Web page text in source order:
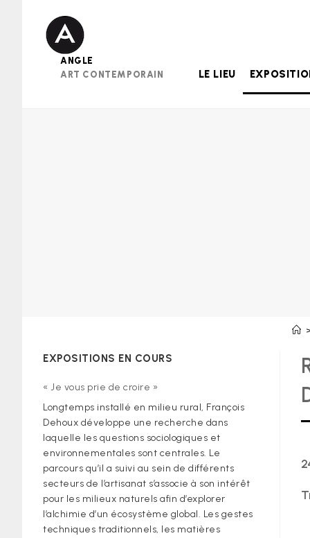
ANGLE
ART CONTEMPORAIN
LE LIEU
EXPOSITIONS EN COURS
« Je vous prie de croire »
Longtemps installé en milieu rural, François
Dehoux développe une recherche dans
laquelle les questions sociologiques et
environnementales sont centrales. Le
parcours qu’il a suivi au sein de différents
secteurs de l’artisanat s’associe à son intérêt
pour les milieux naturels afin d’explorer
l’alchimie d’un écosystème global. Les gestes
techniques traditionnels, les matières